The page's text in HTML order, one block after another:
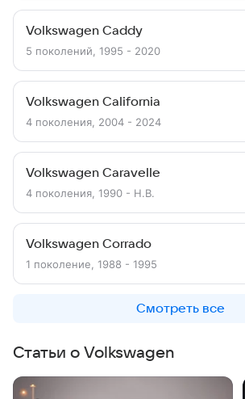
Volkswagen Caddy
5 поколений, 1995 - 2020
Volkswagen California
4 поколения, 2004 - 2024
Volkswagen Caravelle
4 поколения, 1990 - Н.В.
Volkswagen Corrado
1 поколение, 1988 - 1995
Смотреть все
Статьи о Volkswagen